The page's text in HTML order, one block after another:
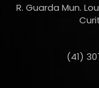
R. Guarda Mun.
(41)